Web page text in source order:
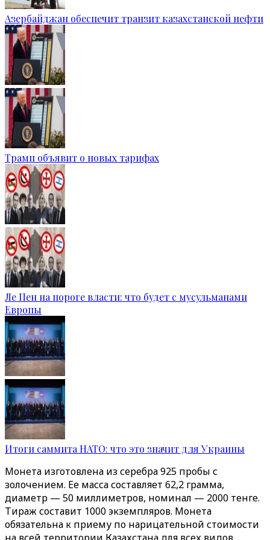
Азербайджан обеспечит транзит казахстанской нефти
Трамп объявит о новых тарифах
Ле Пен на пороге власти: что будет с мусульманами
Европы
Итоги саммита НАТО: что это значит для Украины
Монета изготовлена из серебра 925 пробы с
золочением. Ее масса составляет 62,2 грамма,
диаметр — 50 миллиметров, номинал — 2000 тенге.
Тираж составит 1000 экземпляров. Монета
обязательна к приему по нарицательной стоимости